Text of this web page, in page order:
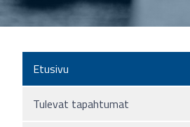
Etusivu
Tulevat tapahtumat